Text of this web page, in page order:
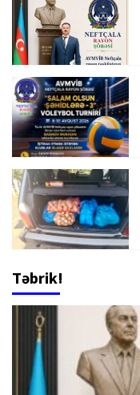
Təbrik!